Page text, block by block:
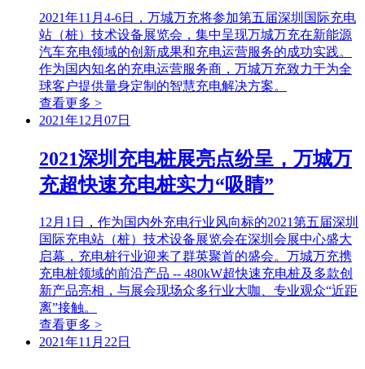
2021年11月4-6日，万城万充将参加第五届深圳国际充电
站（桩）技术设备展览会，集中呈现万城万充在新能源
汽车充电领域的创新成果和充电运营服务的成功实践。
作为国内知名的充电运营服务商，万城万充致力于为全
球客户提供量身定制的智慧充电解决方案。
查看更多 >
2021年12月07日
2021深圳充电桩展亮点纷呈，万城万
充超快速充电桩实力“吸睛”
12月1日，作为国内外充电行业风向标的2021第五届深圳
国际充电站（桩）技术设备展览会在深圳会展中心盛大
启幕，充电桩行业迎来了群英聚首的盛会。万城万充携
充电桩领域的前沿产品 -- 480kW超快速充电桩及多款创
新产品亮相，与展会现场众多行业大咖、专业观众“近距
离”接触。
查看更多 >
2021年11月22日